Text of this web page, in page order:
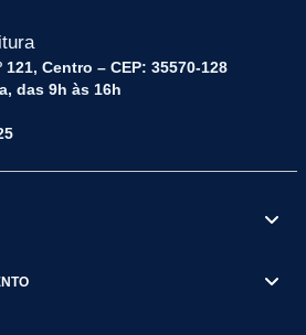
Centro – CEP: 35570-128
das 9h às 16h